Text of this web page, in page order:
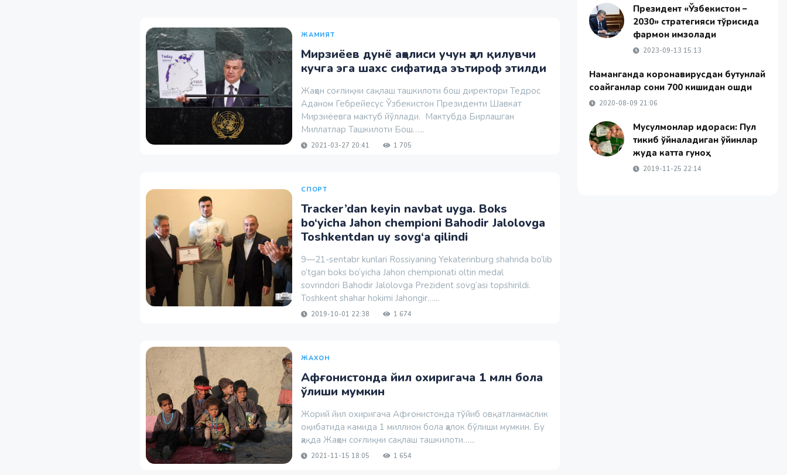
ЖАМИЯТ
Мирзиёев дунё аҳолиси учун ҳал қилувчи
кучга эга шахс сифатида эътироф этилди
Жаҳон соғлиқни сақлаш ташкилоти бош директори Тедрос
Аданом Гебрейесус Ўзбекистон Президенти Шавкат
Мирзиёевга мактуб йўллади. Мактубда Бирлашган
Миллатлар Ташкилоти Бош…...
2021-03-27 20:41 1 705
СПОРТ
Tracker’dan keyin navbat uyga. Boks
bo‘yicha Jahon chempioni Bahodir Jalolovga
Toshkentdan uy sovg‘a qilindi
9—21-sentabr kunlari Rossiyaning Yekaterinburg shahrida bo‘lib
o‘tgan boks bo‘yicha Jahon chempionati oltin medal
sovrindori Bahodir Jalolovga Prezident sovg‘asi topshirildi.
Toshkent shahar hokimi Jahongir…...
2019-10-01 22:38 1 674
ЖАХОН
Афғонистонда йил охиригача 1 млн бола
ўлиши мумкин
Жорий йил охиригача Афғонистонда тўйиб овқатланмаслик
оқибатида камида 1 миллион бола ҳалок бўлиши мумкин. Бу
ҳақда Жаҳон соғлиқни сақлаш ташкилоти…...
2021-11-15 18:05 1 654
Президент «Ўзбекистон –
2030» стратегияси тўғрисида
фармон имзолади
2023-09-13 15:13
Наманганда коронавирусдан бутунлай
соғайганлар сони 700 кишидан ошди
2020-08-09 21:06
Мусулмонлар идораси: Пул
тикиб ўйналадиган ўйинлар
жуда катта гуноҳ
2019-11-25 22:14